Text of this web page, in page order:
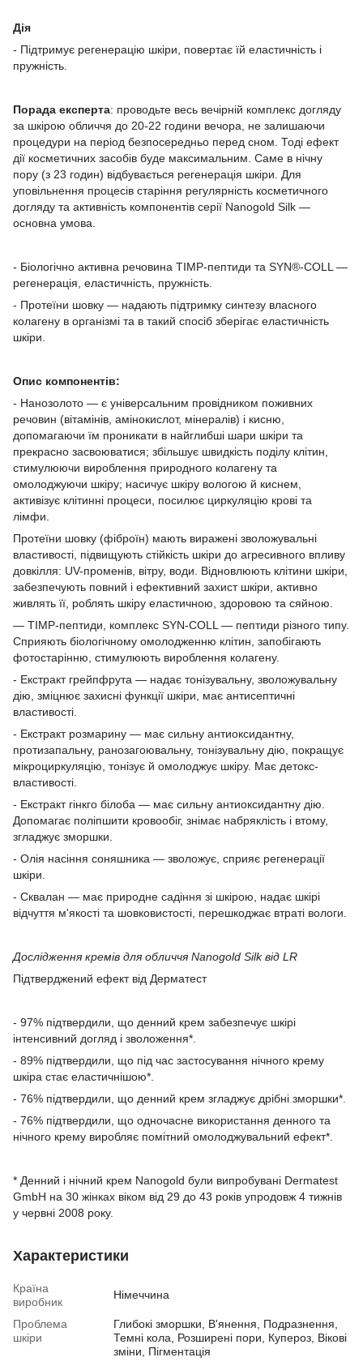
Дія
- Підтримує регенерацію шкіри, повертає їй еластичність і
пружність.
Порада експерта: проводьте весь вечірній комплекс догляду
за шкірою обличчя до 20-22 години вечора, не залишаючи
процедури на період безпосередньо перед сном. Тоді ефект
дії косметичних засобів буде максимальним. Саме в нічну
пору (з 23 годин) відбувається регенерація шкіри. Для
уповільнення процесів старіння регулярність косметичного
догляду та активність компонентів серії Nanogold Silk —
основна умова.
- Біологічно активна речовина TIMP-пептиди та SYN®-COLL —
регенерація, еластичність, пружність.
- Протеїни шовку — надають підтримку синтезу власного
колагену в організмі та в такий спосіб зберігає еластичність
шкіри.
Опис компонентів:
- Нанозолото — є універсальним провідником поживних
речовин (вітамінів, амінокислот, мінералів) і кисню,
допомагаючи їм проникати в найглибші шари шкіри та
прекрасно засвоюватися; збільшує швидкість поділу клітин,
стимулюючи вироблення природного колагену та
омолоджуючи шкіру; насичує шкіру вологою й киснем,
активізує клітинні процеси, посилює циркуляцію крові та
лімфи.
Протеїни шовку (фіброїн) мають виражені зволожувальні
властивості, підвищують стійкість шкіри до агресивного впливу
довкілля: UV-променів, вітру, води. Відновлюють клітини шкіри,
забезпечують повний і ефективний захист шкіри, активно
живлять її, роблять шкіру еластичною, здоровою та сяйною.
— TIMP-пептиди, комплекс SYN-COLL — пептиди різного типу.
Сприяють біологічному омолодженню клітин, запобігають
фотостарінню, стимулюють вироблення колагену.
- Екстракт грейпфрута — надає тонізувальну, зволожувальну
дію, зміцнює захисні функції шкіри, має антисептичні
властивості.
- Екстракт розмарину — має сильну антиоксидантну,
протизапальну, ранозагоювальну, тонізувальну дію, покращує
мікроциркуляцію, тонізує й омолоджує шкіру. Має детокс-
властивості.
- Екстракт гінкго білоба — має сильну антиоксидантну дію.
Допомагає поліпшити кровообіг, знімає набряклість і втому,
згладжує зморшки.
- Олія насіння соняшника — зволожує, сприяє регенерації
шкіри.
- Сквалан — має природне садіння зі шкірою, надає шкірі
відчуття м'якості та шовковистості, перешкоджає втраті вологи.
Дослідження кремів для обличчя Nanogold Silk від LR
Підтверджений ефект від Дерматест
- 97% підтвердили, що денний крем забезпечує шкірі
інтенсивний догляд і зволоження*.
- 89% підтвердили, що під час застосування нічного крему
шкіра стає еластичнішою*.
- 76% підтвердили, що денний крем згладжує дрібні зморшки*.
- 76% підтвердили, що одночасне використання денного та
нічного крему виробляє помітний омолоджувальний ефект*.
* Денний і нічний крем Nanogold були випробувані Dermatest
GmbH на 30 жінках віком від 29 до 43 років упродовж 4 тижнів
у червні 2008 року.
Характеристики
Країна
виробник
Німеччина
Проблема
шкіри
Глибокі зморшки, В'янення, Подразнення,
Темні кола, Розширені пори, Купероз, Вікові
зміни, Пігментація